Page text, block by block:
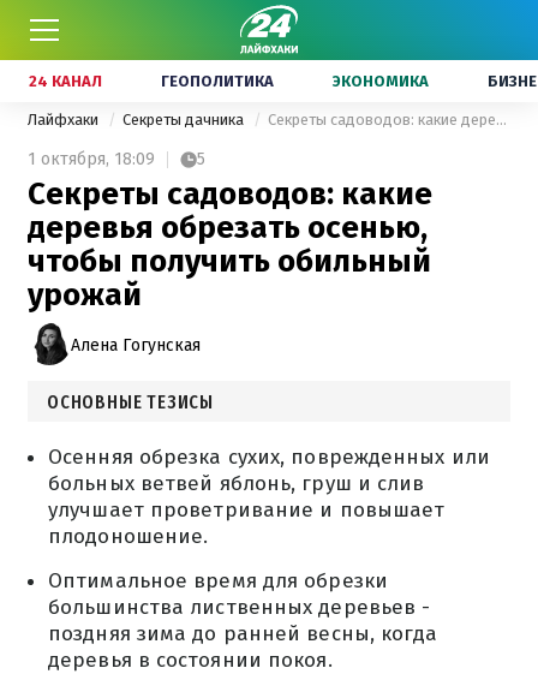
24 КАНАЛ ГЕОПОЛИТИКА ЭКОНОМИКА
Лайфхаки Секреты дачника Секреты садоводов: какие деревья обрезать осенью, чтобы получить обильный урожай
1 октября, 18:09 5
Секреты садоводов: какие
деревья обрезать осенью,
чтобы получить обильный
урожай
Алена Гогунская
ОСНОВНЫЕ ТЕЗИСЫ
Осенняя обрезка сухих, поврежденных или
больных ветвей яблонь, груш и слив
улучшает проветривание и повышает
плодоношение.
Оптимальное время для обрезки
большинства лиственных деревьев -
поздняя зима до ранней весны, когда
деревья в состоянии покоя.